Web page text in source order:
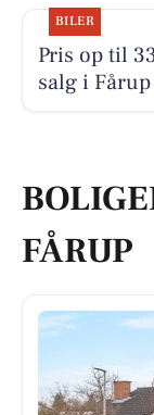
BILER
Pris op til
salg i Fårup
FÅRUP